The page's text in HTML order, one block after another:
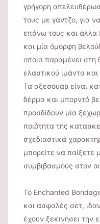
γρήγορη
τους με γάντζο, για
επάνω τους και
και μία όμορφη
οποία παραμένει
ελαστικού ιμάντα
Τα αξεσουάρ είναι
δέρμα και μπορντό
προσδίδουν μία
ποιότητα της
σχεδιαστικά
μπορείτε να παίξετε
συμβιβασμούς στον
Το Enchanted
και ασφαλές σετ,
έχουν ξεκινήσει την